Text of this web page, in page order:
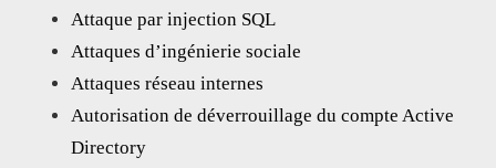
Attaque par injection SQL
Attaques d’ingénierie sociale
Attaques réseau internes
Autorisation de déverrouillage du compte Active
Directory